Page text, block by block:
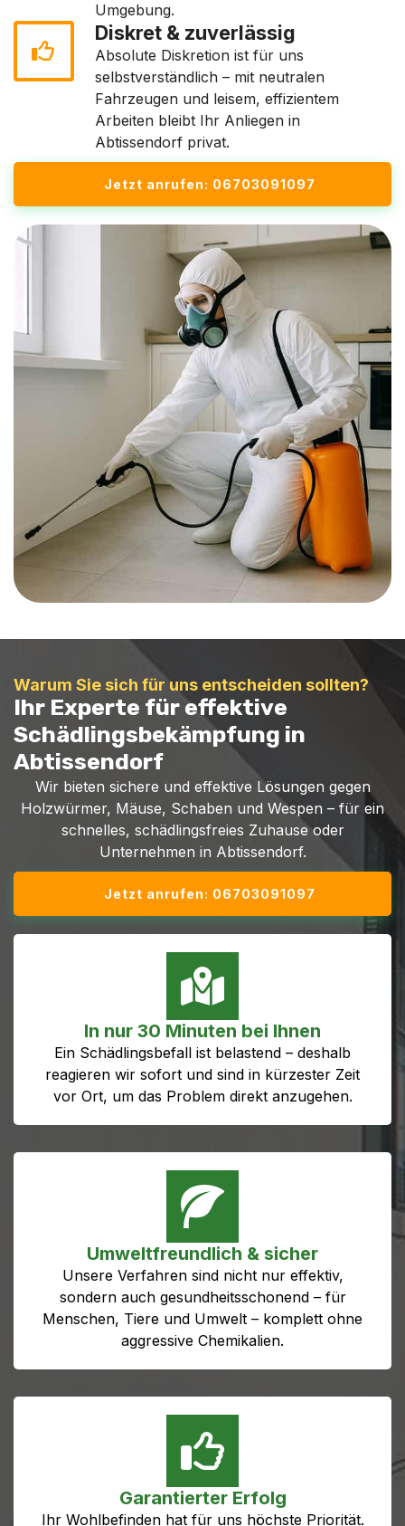
Umgebung.
Diskret & zuverlässig
Absolute Diskretion ist für uns
selbstverständlich – mit neutralen
Fahrzeugen und leisem, effizientem
Arbeiten bleibt Ihr Anliegen in
Abtissendorf privat.
Jetzt anrufen: 06703091097
Warum Sie sich für uns entscheiden sollten?
Ihr Experte für effektive
Schädlingsbekämpfung in
Abtissendorf
Wir bieten sichere und effektive Lösungen gegen
Holzwürmer, Mäuse, Schaben und Wespen – für ein
schnelles, schädlingsfreies Zuhause oder
Unternehmen in Abtissendorf.
Jetzt anrufen: 06703091097
In nur 30 Minuten bei Ihnen
Ein Schädlingsbefall ist belastend – deshalb
reagieren wir sofort und sind in kürzester Zeit
vor Ort, um das Problem direkt anzugehen.
Umweltfreundlich & sicher
Unsere Verfahren sind nicht nur effektiv,
sondern auch gesundheitsschonend – für
Menschen, Tiere und Umwelt – komplett ohne
aggressive Chemikalien.
Garantierter Erfolg
Ihr Wohlbefinden hat für uns höchste Priorität.